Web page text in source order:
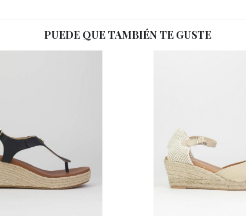
PUEDE QUE TAMBIÉN TE GUSTE